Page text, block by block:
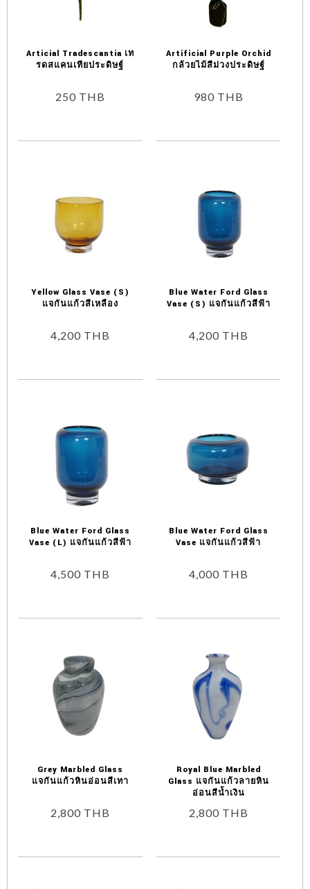
Articial Tradescantia เท
รดสแคนเทียประดิษฐ์
250 THB
Artificial Purple Orchid
กล้วยไม้สีม่วงประดิษฐ์
980 THB
Yellow Glass Vase (S)
แจกันแก้วสีเหลือง
4,200 THB
Blue Water Ford Glass
Vase (S) แจกันแก้วสีฟ้า
4,200 THB
Blue Water Ford Glass
Vase (L) แจกันแก้วสีฟ้า
4,500 THB
Blue Water Ford Glass
Vase แจกันแก้วสีฟ้า
4,000 THB
Grey Marbled Glass
แจกันแก้วหินอ่อนสีเทา
2,800 THB
Royal Blue Marbled
Glass แจกันแก้วลายหิน
อ่อนสีน้ำเงิน
2,800 THB